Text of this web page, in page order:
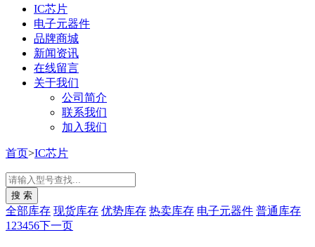
IC芯片
电子元器件
品牌商城
新闻资讯
在线留言
关于我们
公司简介
联系我们
加入我们
首页>IC芯片
全部库存 现货库存 优势库存 热卖库存 电子元器件 普通库存
1 23456下一页